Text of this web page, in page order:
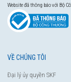
Website đã thông báo với Bộ
VỀ CHÚNG TÔI
Đại lý ủy quyền SKF